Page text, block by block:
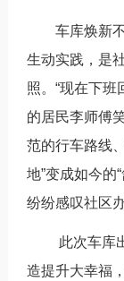
车库焕新不
生动实践，是
照。“现在下班
的居民李师傅
范的行车路线
地”变成如今的
纷纷感叹社区
此次车库出
造提升大幸福